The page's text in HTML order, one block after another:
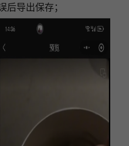
后导出保存；